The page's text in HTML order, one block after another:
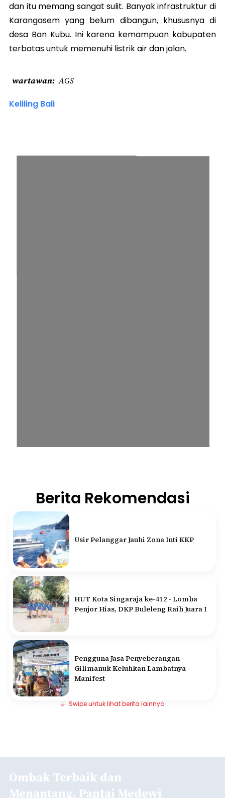
dan itu memang sangat sulit. Banyak infrastruktur di
Karangasem yang belum dibangun, khususnya di
desa Ban Kubu. Ini karena kemampuan kabupaten
terbatas untuk memenuhi listrik air dan jalan.
wartawan AGS
Keliling Bali
Berita Rekomendasi
Usir Pelanggar Jauhi Zona Inti KKP
HUT Kota Singaraja ke-412 - Lomba
Penjor Hias, DKP Buleleng Raih Juara I
Pengguna Jasa Penyeberangan
Gilimanuk Keluhkan Lambatnya
Manifest
Swipe untuk lihat berita lainnya
Ombak Terbaik dan
Menantang, Pantai Medewi